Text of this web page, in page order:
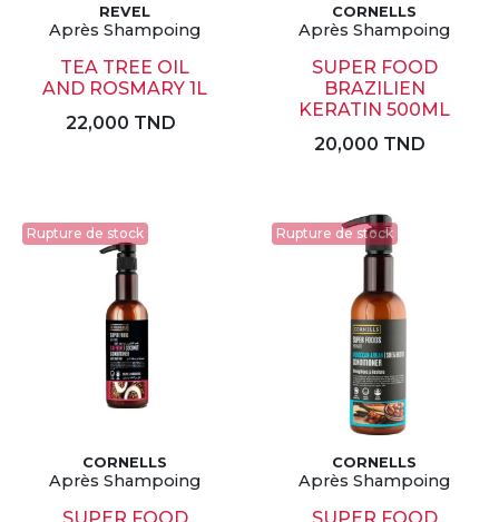
REVEL
Après Shampoing
TEA TREE OIL
AND ROSMARY 1L
22,000 TND
CORNELLS
Après Shampoing
SUPER FOOD
BRAZILIEN
KERATIN 500ML
20,000 TND
Rupture de stock
CORNELLS
Après Shampoing
Rupture de stock
CORNELLS
Après Shampoing